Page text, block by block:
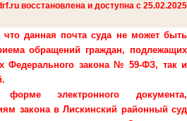
восстановлена и доступна с 25.02.2025
данная почта суда не может быть
обращений граждан, подлежащих
Федерального закона № 59-ФЗ, так и
электронного документа,
закона в Лискинский районный суд